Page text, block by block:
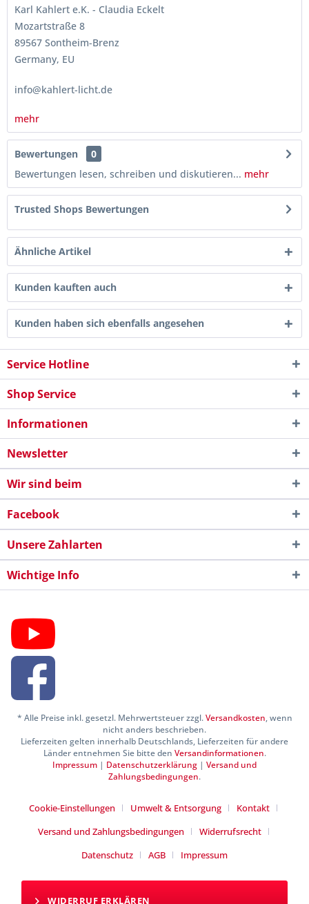
Karl Kahlert e.K. - Claudia Eckelt
Mozartstraße 8
89567 Sontheim-Brenz
Germany, EU
info@kahlert-licht.de
mehr
Bewertungen
0
Bewertungen lesen, schreiben und diskutieren... mehr
Trusted Shops Bewertungen
Ähnliche Artikel
Kunden kauften auch
Kunden haben sich ebenfalls angesehen
Service Hotline
Shop Service
Informationen
Newsletter
Wir sind beim
Facebook
Unsere Zahlarten
Wichtige Info
* Alle Preise inkl. gesetzl. Mehrwertsteuer zzgl.Versandkosten, wenn
nicht anders beschrieben.
Lieferzeiten gelten innerhalb Deutschlands, Lieferzeiten für andere
Länder entnehmen Sie bitte den Versandinformationen.
Impressum | Datenschutzerklärung | Versand und
Zahlungsbedingungen.
Cookie-Einstellungen Umwelt & Entsorgung
Kontakt
Versand und Zahlungsbedingungen
Widerrufsrecht
Datenschutz
AGB Impressum
WIDERRUF ERKLÄREN